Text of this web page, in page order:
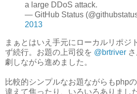
a large DDoS attack.
— GitHub Status
2013
まぁとはいえ手元にローカルリポジ
ず続行。お題の上司役を @brtriver
劇しながら進めました。
比較的シンプルなお題ながらもphp
違えて焦ったり、いろいろありまし